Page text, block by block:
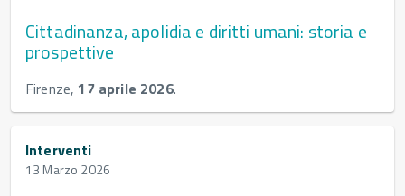
Cittadinanza, apolidia e diritti umani: storia e
prospettive
Firenze, 17 aprile 2026.
Interventi
13 Marzo 2026